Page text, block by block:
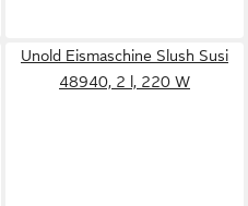
Unold Eismaschine Slush Susi
48940, 2 l, 220 W